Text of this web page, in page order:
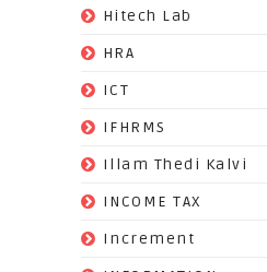
Hitech Lab
HRA
ICT
IFHRMS
Illam Thedi Kalvi
INCOME TAX
Increment